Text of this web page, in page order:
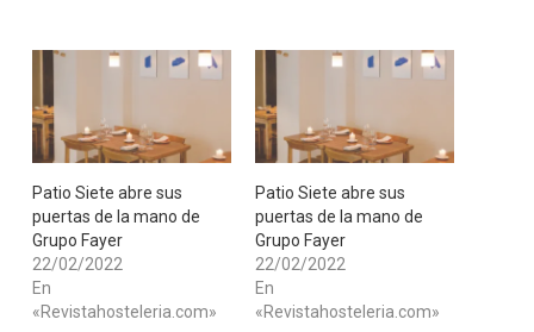
Patio Siete abre sus
puertas de la mano de
Grupo Fayer
22/02/2022
En
«Revistahosteleria.com»
Patio Siete abre sus
puertas de la mano de
Grupo Fayer
22/02/2022
En
«Revistahosteleria.com»